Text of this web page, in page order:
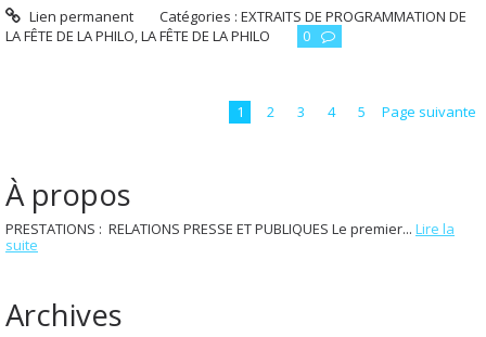
À propos
PRESTATIONS : RELATIONS PRESSE ET PUBLIQUES Le premier... Lire la
suite
Archives
Lien permanent Catégories :EXTRAITS DE PROGRAMMATION DE
LA FÊTE DE LA PHILO,LA FÊTE DE LA PHILO 0
1 2 3 4 5 Page suivante